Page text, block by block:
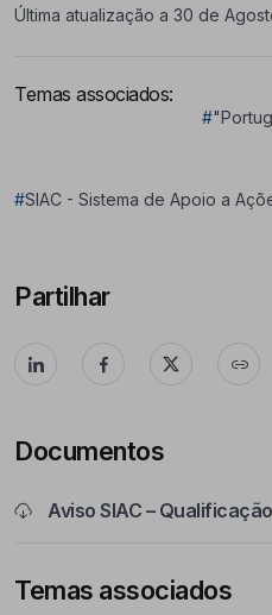
Última atualização a 30 de
Temas associados:
#
#SIAC - Sistema de Apoio a
Partilhar
Documentos
Aviso SIAC –
Temas associados